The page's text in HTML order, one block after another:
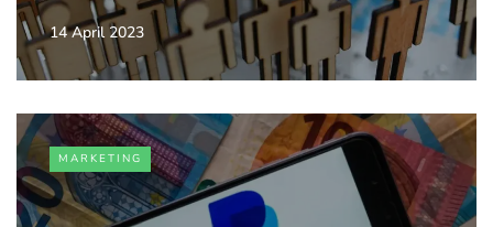
14 April 2023
MARKETING